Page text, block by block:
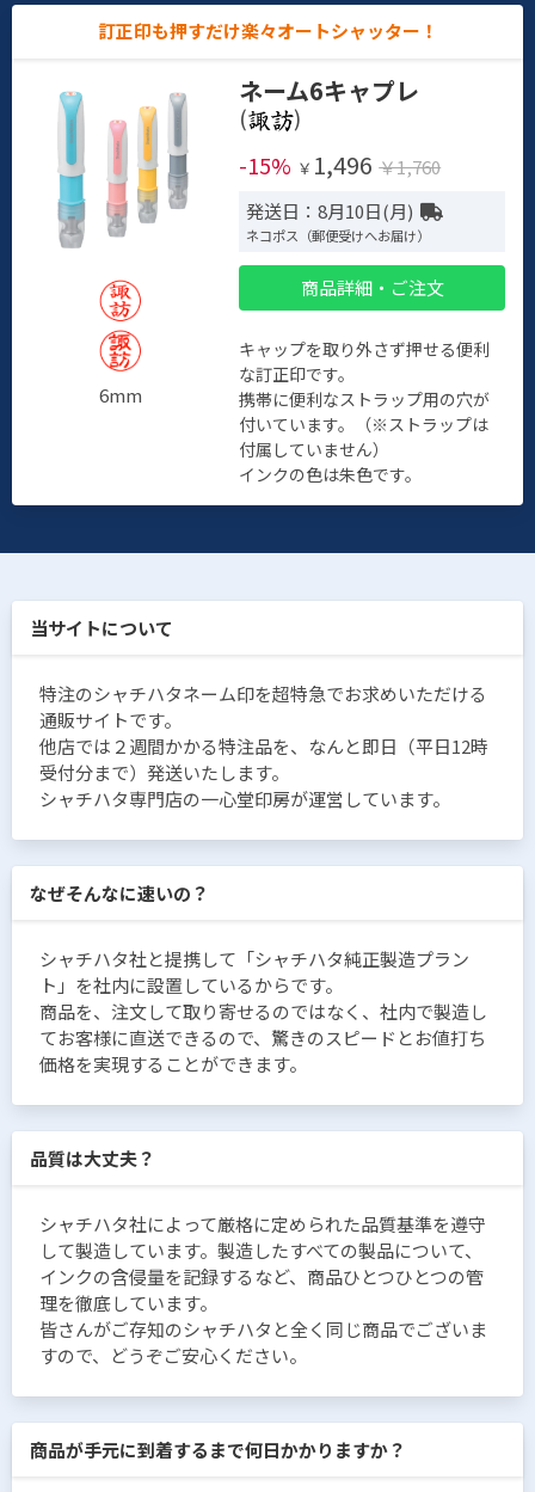
訂正印も押すだけ楽々オートシャッター！
6mm
ネーム6キャプレ
(
)
-15% ￥ 1,496 ￥1,760
発送日：8月10日(月)
ネコポス（郵便受けへお届け）
商品詳細・ご注文
キャップを取り外さず押せる便利
な訂正印です。
携帯に便利なストラップ用の穴が
付いています。（※ストラップは
付属していません）
インクの色は朱色です。
当サイトについて
特注のシャチハタネーム印を超特急でお求めいただける
通販サイトです。
他店では２週間かかる特注品を、なんと即日（平日12時
受付分まで）発送いたします。
シャチハタ専門店の一心堂印房が運営しています。
なぜそんなに速いの？
シャチハタ社と提携して「シャチハタ純正製造プラン
ト」を社内に設置しているからです。
商品を、注文して取り寄せるのではなく、社内で製造し
てお客様に直送できるので、驚きのスピードとお値打ち
価格を実現することができます。
品質は大丈夫？
シャチハタ社によって厳格に定められた品質基準を遵守
して製造しています。製造したすべての製品について、
インクの含侵量を記録するなど、商品ひとつひとつの管
理を徹底しています。
皆さんがご存知のシャチハタと全く同じ商品でございま
すので、どうぞご安心ください。
商品が手元に到着するまで何日かかりますか？